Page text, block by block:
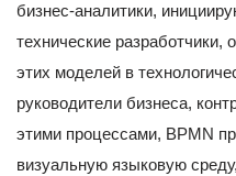
бизнес-аналитики,
технические разработчики,
этих моделей в
руководители бизнеса,
этими процессами, BPMN
визуальную языковую